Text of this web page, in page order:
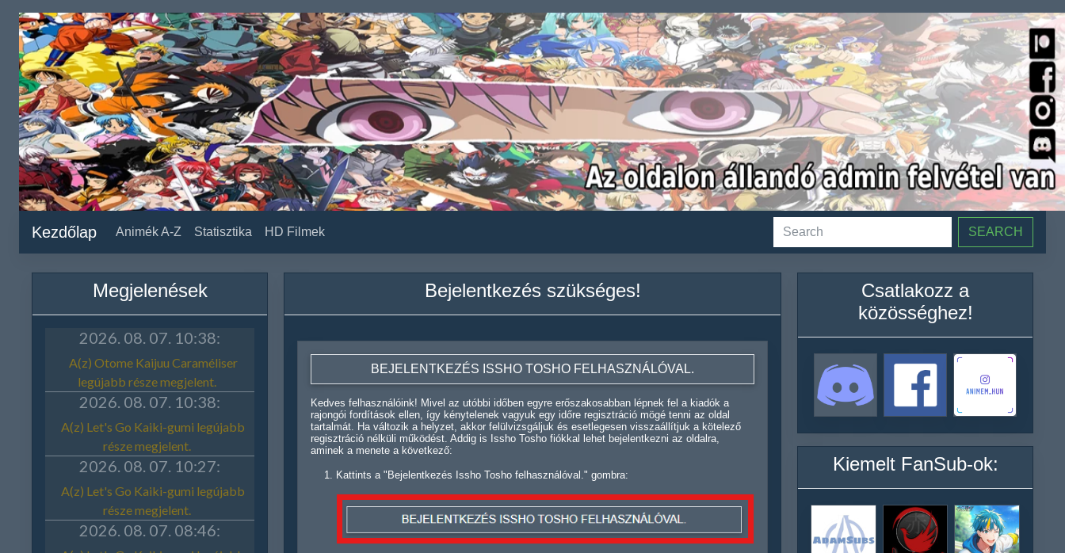
Kezdőlap Animék A-Z Statisztika HD Filmek SEARCH
Megjelenések Bejelentkezés szükséges!
BEJELENTKEZÉS ISSHO TOSHO FELHASZNÁLÓVAL.
Kedves felhasználóink! Mivel az utóbbi időben egyre erőszakosabban lépnek fel a kiadók a
rajongói fordítások ellen, így kénytelenek vagyuk egy időre regisztráció mögé tenni az oldal
tartalmát. Ha változik a helyzet, akkor felülvizsgáljuk és esetlegesen visszaállítjuk a kötelező
regisztráció nélküli működést. Addig is Issho Tosho fiókkal lehet bejelentkezni az oldalra,
aminek a menete a következő:
Kattints a "Bejelentkezés Issho Tosho felhasználóval." gombra:
Csatlakozz a
közösséghez!
Kiemelt FanSub-ok: